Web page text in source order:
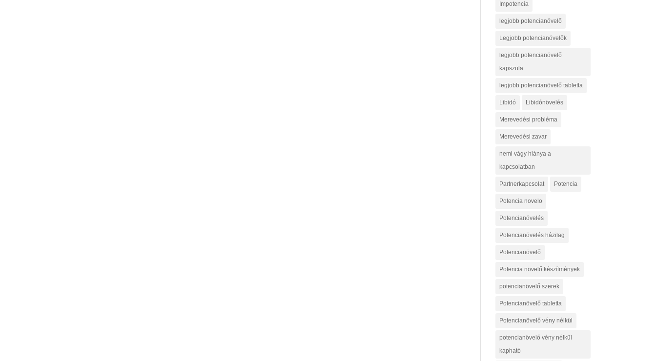
Impotencia
legjobb potencianövelő
Legjobb potencianövelők
legjobb potencianövelő
kapszula
legjobb potencianövelő tabletta
Libidó Libidónövelés
Merevedési probléma
Merevedési zavar
nemi vágy hiánya a
kapcsolatban
Partnerkapcsolat Potencia
Potencia novelo
Potencianövelés
Potencianövelés házilag
Potencianövelő
Potencia növelő készítmények
potencianövelő szerek
Potencianövelő tabletta
Potencianövelő vény nélkül
potencianövelő vény nélkül
kapható